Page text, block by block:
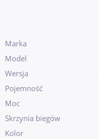
Marka
Model
Wersja
Pojemność
Moc
Skrzynia biegów
Kolor